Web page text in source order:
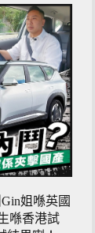
姐喺英國
喺香港試